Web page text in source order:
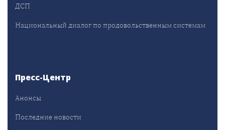
ДСП
Национальный диалог по продовольственным системам
Пресс-Центр
Анонсы
Последние новости